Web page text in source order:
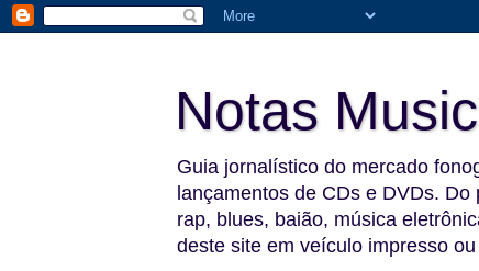
Notas
Guia jornalístico do mercado
lançamentos de CDs e DVDs.
rap, blues, baião, música
deste site em veículo impresso